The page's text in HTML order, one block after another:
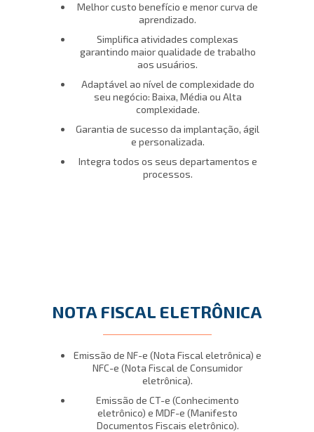
Melhor custo benefício e menor curva de
aprendizado.
Simplifica atividades complexas
garantindo maior qualidade de trabalho
aos usuários.
Adaptável ao nível de complexidade do
seu negócio: Baixa, Média ou Alta
complexidade.
Garantia de sucesso da implantação, ágil
e personalizada.
Integra todos os seus departamentos e
processos.
NOTA FISCAL ELETRÔNICA
Emissão de NF-e (Nota Fiscal eletrônica) e
NFC-e (Nota Fiscal de Consumidor
eletrônica).
Emissão de CT-e (Conhecimento
eletrônico) e MDF-e (Manifesto
Documentos Fiscais eletrônico).